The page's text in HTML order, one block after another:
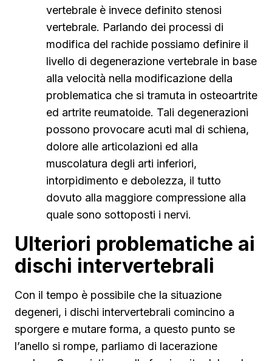
vertebrale è invece definito stenosi
vertebrale. Parlando dei processi di
modifica del rachide possiamo definire il
livello di degenerazione vertebrale in base
alla velocità nella modificazione della
problematica che si tramuta in osteoartrite
ed artrite reumatoide. Tali degenerazioni
possono provocare acuti mal di schiena,
dolore alle articolazioni ed alla
muscolatura degli arti inferiori,
intorpidimento e debolezza, il tutto
dovuto alla maggiore compressione alla
quale sono sottoposti i nervi.
Ulteriori problematiche ai
dischi intervertebrali
Con il tempo è possibile che la situazione
degeneri, i dischi intervertebrali comincino a
sporgere e mutare forma, a questo punto se
l’anello si rompe, parliamo di lacerazione